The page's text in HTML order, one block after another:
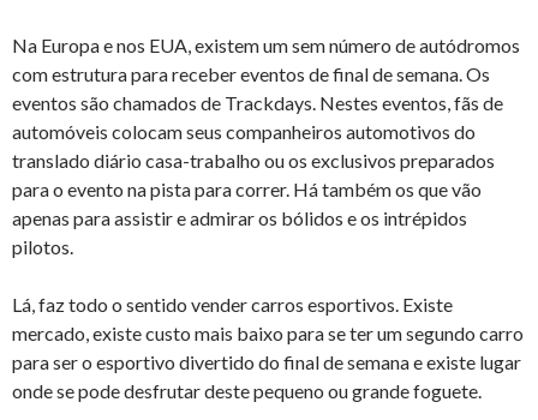
Na Europa e nos EUA, existem um sem número de autódromos
com estrutura para receber eventos de final de semana. Os
eventos são chamados de Trackdays. Nestes eventos, fãs de
automóveis colocam seus companheiros automotivos do
translado diário casa-trabalho ou os exclusivos preparados
para o evento na pista para correr. Há também os que vão
apenas para assistir e admirar os bólidos e os intrépidos
pilotos.
Lá, faz todo o sentido vender carros esportivos. Existe
mercado, existe custo mais baixo para se ter um segundo carro
para ser o esportivo divertido do final de semana e existe lugar
onde se pode desfrutar deste pequeno ou grande foguete.